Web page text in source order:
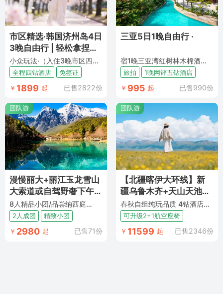
市区精选·韩国济州岛4日
3晚自由行 | 轻松拿捏出
片率 ·
小众玩法·（入住3晚市区四钻酒店济州with jeju/withcity/withstay酒店+近保健路步行街+近新罗免税店+含10公斤行李托运+免签证）
全程四钻酒店
免签证
￥ 1899 起 已售2822份
三亚5日1晚自由行 ·
宿1晚三亚湾红树林木棉酒店城市景观房（含早餐 +免税店折扣券+酒店健身房）
旅拍
1晚网评五钻酒店
￥ 995 起 已售990份
团队游
漫慢丽大+丽江玉龙雪山
大索道或自驾野奢下午
茶或古城旅拍3选1+大理
洱海生态廊道+海舌生态
公园+丽江5日跟团游 |
览尽山海胜景 ·
8人精品小团/品尝纳西庭院下午茶
2人成团
精致小团
￥ 2980 起 已售71份
团队游
【北疆喀伊大环线】新
疆乌鲁木齐+天山天池
+喀纳斯+禾木+五彩滩
+世界魔鬼城+赛里木湖
+伊宁+喀拉峻+那拉提
+巴音布鲁克双飞10日跟
春秋自组纯玩品质 4钻酒店+1晚那拉提+1晚禾木+1晚巴音+升级1晚5钻 3大景观公路+12人升级2+1舒适座椅车
可升级2+1航空座椅
￥ 11599 起 已售2346份